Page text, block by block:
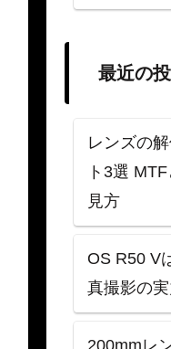
最近の
レンズの
ト3選
見方
OS R50 V
真撮影の